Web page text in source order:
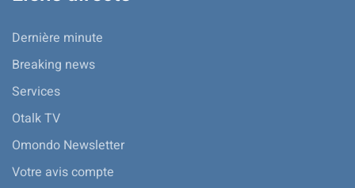
Dernière minute
Breaking news
Services
Otalk TV
Omondo Newsletter
Votre avis compte